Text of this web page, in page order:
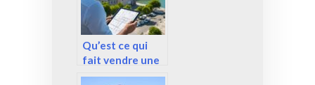
Qu’est ce qui
fait vendre une
maison ?